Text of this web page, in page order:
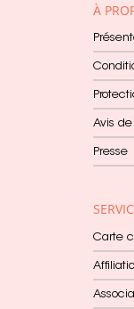
À
Avis
Presse
Carte